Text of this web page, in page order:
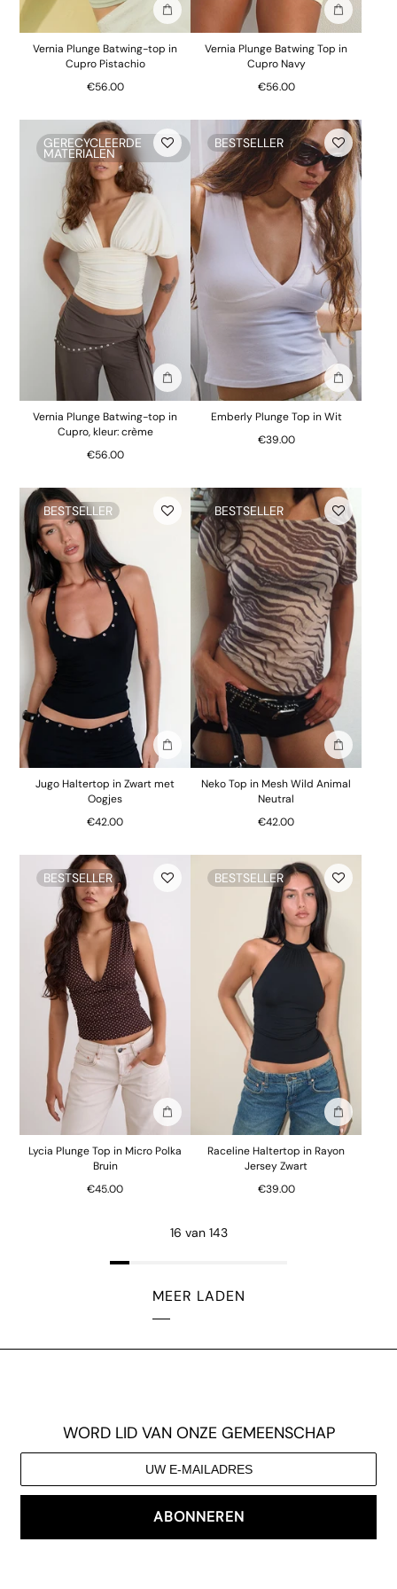
In winkelmand
Vernia Plunge Batwing-top in
Cupro Pistachio
€56.00
In
Vernia Plunge Batwing Top in
Cupro Navy
€56.00
GERECYCLEERDE
MATERIALEN
In winkelmand
Vernia Plunge Batwing-top in
Cupro, kleur: crème
€56.00
BESTSELLER
In
Emberly Plunge Top in Wit
€39.00
BESTSELLER
In winkelmand
Jugo Haltertop in Zwart met
Oogjes
€42.00
BESTSELLER
In
Neko Top in Mesh Wild Animal
Neutral
€42.00
BESTSELLER
In winkelmand
Lycia Plunge Top in Micro Polka
Bruin
€45.00
BESTSELLER
In
Raceline Haltertop in Rayon
Jersey Zwart
€39.00
16 van 143
MEER LADEN
WORD LID VAN ONZE GEMEENSCHAP
ABONNEREN